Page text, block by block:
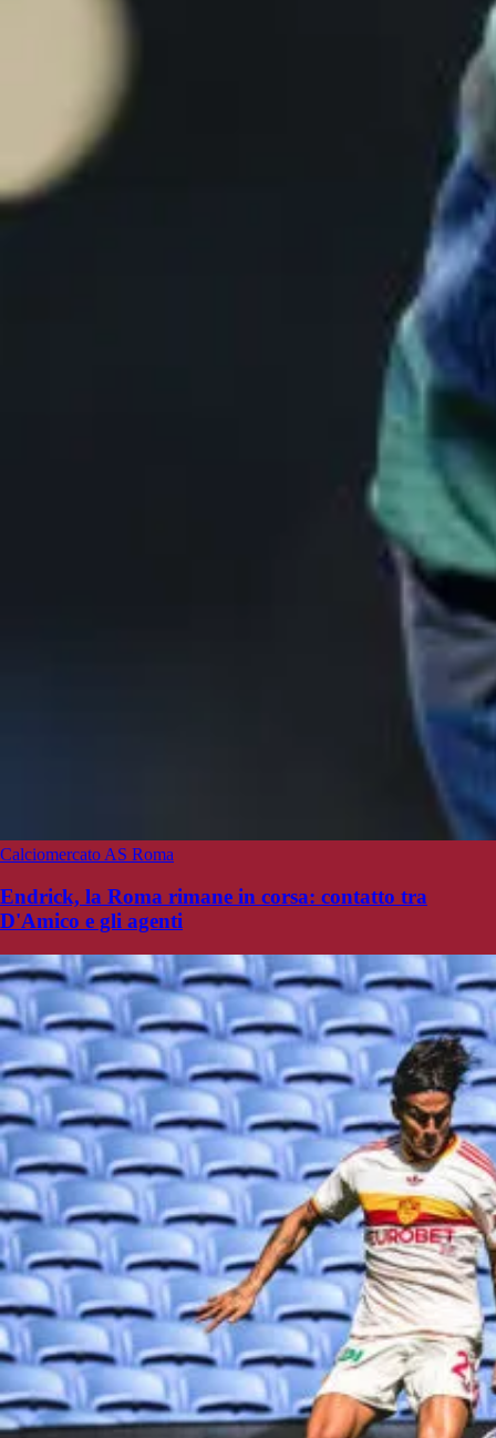
Calciomercato AS Roma
Endrick, la Roma rimane in corsa: contatto tra
D'Amico e gli agenti